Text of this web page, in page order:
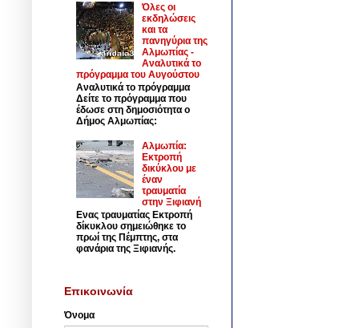
Όλες οι
εκδηλώσεις
και τα
πανηγύρια της
Αλμωπίας -
Αναλυτικά το
πρόγραμμα του Αυγούστου
Αναλυτικά το πρόγραμμα
Δείτε το πρόγραμμα που
έδωσε στη δημοσιότητα ο
Δήμος Αλμωπίας:
Αλμωπία:
Εκτροπή
δικύκλου με
έναν
τραυματία
στην Ξιφιανή
Ενας τραυματίας Εκτροπή
δίκυκλου σημειώθηκε το
πρωί της Πέμπτης, στα
φανάρια της Ξιφιανής.
Επικοινωνία
Όνομα